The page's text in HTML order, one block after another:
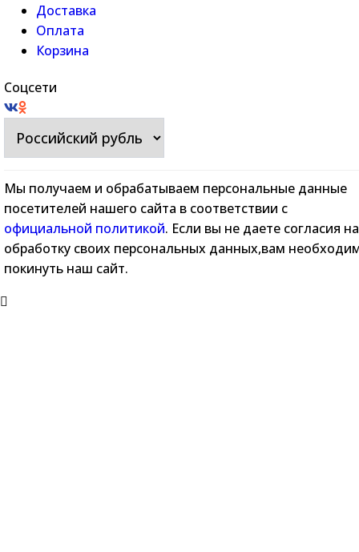
Доставка
Оплата
Корзина
Соцсети
Мы получаем и обрабатываем персональные данные
посетителей нашего сайта в соответствии с
официальной политикой. Если вы не даете согласия на
обработку своих персональных данных,вам
покинуть наш сайт.